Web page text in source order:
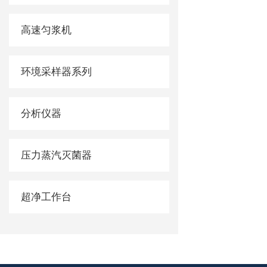
高速匀浆机
环境采样器系列
分析仪器
压力蒸汽灭菌器
超净工作台